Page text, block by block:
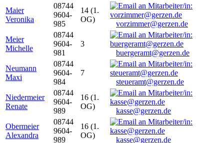
Maier
Veronika
08744
9604-
985
14 (1.
OG)
vorzimmer@gerzen.de
Meier
Michelle
08744
9604-
981
3
buergeramt@gerzen.de
Neumann
Maxi
08744
9604-
984
7
steueramt@gerzen.de
Niedermeier
Renate
08744
9604-
989
16 (1.
OG)
kasse@gerzen.de
Obermeier
Alexandra
08744
9604-
989
16 (1.
OG)
kasse@gerzen.de